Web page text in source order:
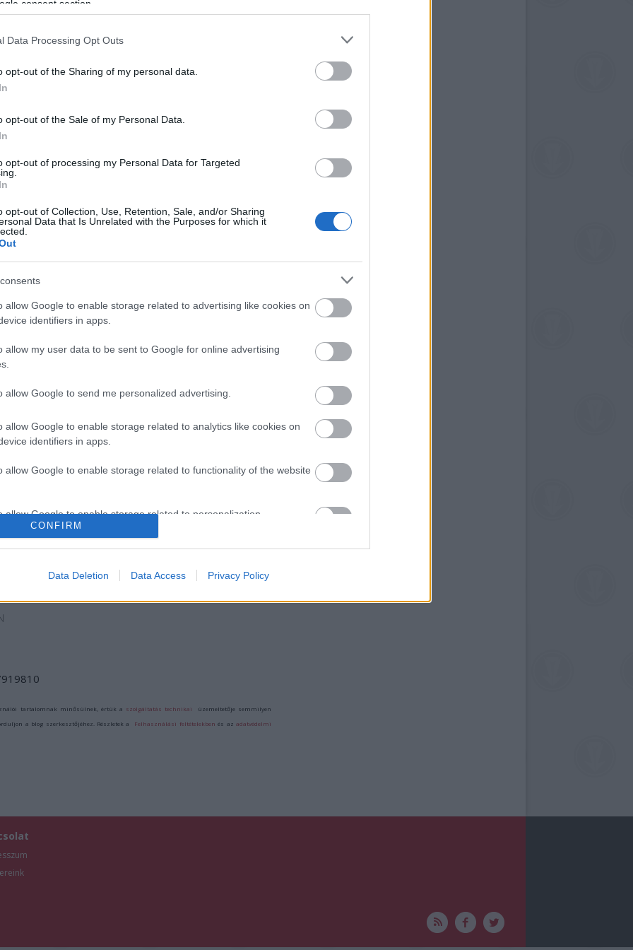
consent section.
Data Processing Opt Outs
opt-out of the Sharing of my personal data.
opt-out of the Sale of my Personal Data.
opt-out of processing my Personal Data for Targeted
opt-out of Collection, Use, Retention, Sale, and/or Sharing
Data that Is Unrelated with the Purposes for which it
allow Google to enable storage related to advertising like cookies on
identifiers in apps.
allow my user data to be sent to Google for online advertising
allow Google to send me personalized advertising.
allow Google to enable storage related to analytics like cookies on
identifiers in apps.
allow Google to enable storage related to functionality of the website
allow Google to enable storage related to personalization.
allow Google to enable storage related to security, including
CONFIRM
Data Deletion Data Access Privacy Policy
eltemetésével minden bizonnyal az isteneknek
Megyei Múzeum igazgatója az MTI-nek
nem kizárt, hogy a termés begyűjtése után
egyelőre megkímélték az Angyal család
és egy tőr is, ugyanakkor bronz tömböket is
fémtárgyakat helyben öntötték.
már az 1960-as években rátaláltak egy bronzkori
Ez a legjelentősebb ismert bronzkori
A régészek jelenleg azt vizsgálják, hogy a
készültek-e. "Ha bebizonyosodik, hogy
ad a leletnek" - jelentette ki az igazgató.
kiállításon mutatják be a múzeumban.
nem egyeztek meg a részletekről, de a
részt vehet egy régészeti táborban,
Bolyai Tudományegyetemmel közösen szervez
LÉTEZIK
MÚZEUM?!
VARÁZSLATOS
A NYARALÁST
MÚZEUMUTCA
tartalomnak minősülnek, értük a szolgáltatás technikai üzemeltetője semmilyen
a blog szerkesztőjéhez. Részletek a Felhasználási feltételekben és azadatvédelmi